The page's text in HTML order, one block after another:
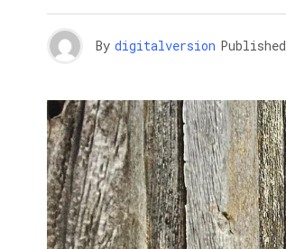
By digitalversion Published